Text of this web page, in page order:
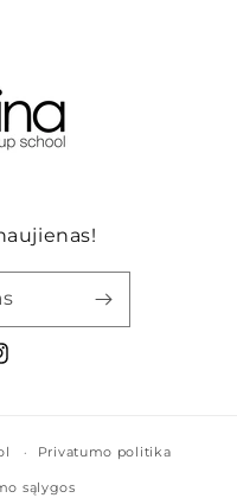
Privatumo politika
sąlygos